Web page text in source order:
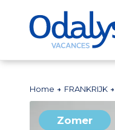
Home FRANKRIJK
Zomer